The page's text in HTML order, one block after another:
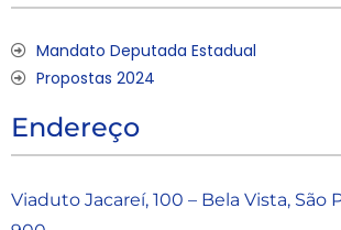
Mandato Deputada Estadual
Propostas 2024
Endereço
Viaduto Jacareí, 100 – Bela Vista, São